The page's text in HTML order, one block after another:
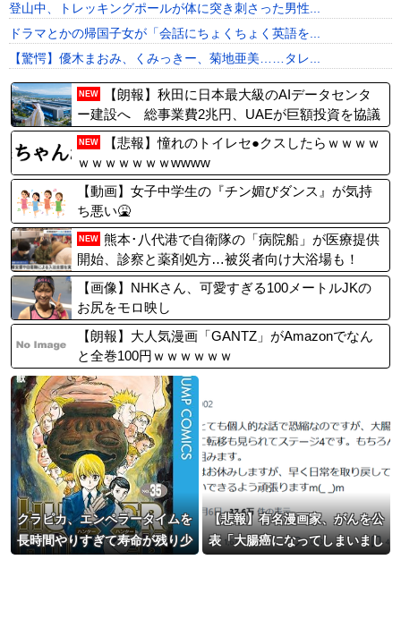
登山中、トレッキングポールが体に突き刺さった男性...
ドラマとかの帰国子女が「会話にちょくちょく英語を...
【驚愕】優木まおみ、くみっきー、菊地亜美……タレ...
NEW
【朗報】秋田に日本最大級のAIデータセンタ
ー建設へ 総事業費2兆円、UAEが巨額投資を協議
NEW
【悲報】憧れのトイレセ●クスしたらｗｗｗｗ
ｗｗｗｗｗｗｗwwww
【動画】女子中学生の『チン媚びダンス』が気持
ち悪い🤮
NEW 熊本･八代港で自衛隊の「病院船」が医療提供
開始、診察と薬剤処方…被災者向け大浴場も！
【画像】NHKさん、可愛すぎる100メートルJKの
お尻をモロ映し
【朗報】大人気漫画「GANTZ」がAmazonでなん
と全巻100円ｗｗｗｗｗｗ
クラピカ、エンペラータイムを
長時間やりすぎて寿命が残り少
【悲報】有名漫画家、がんを公
表「大腸癌になってしまいまし